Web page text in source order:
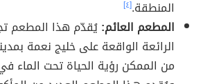
المنطقة.[٤]
المطعم العائم:يُقدّم هذا المطعم
الرائعة الواقعة على خليج نعمة
من الممكن رؤية الحياة تحت الماء في